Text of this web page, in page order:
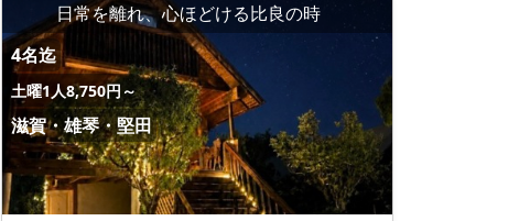
日常を離れ、心ほどける比良の時
4名迄
土曜1人8,750円～
滋賀・雄琴・堅田